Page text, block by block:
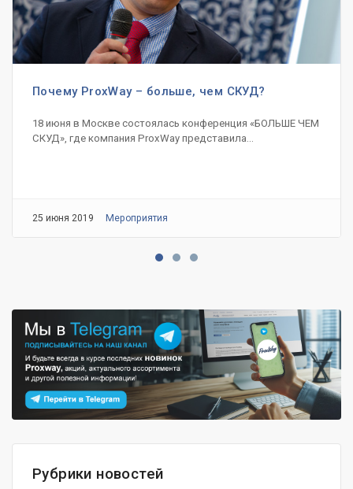
Почему ProxWay – больше, чем СКУД?
18 июня в Москве состоялась конференция «БОЛЬШЕ ЧЕМ
СКУД», где компания ProxWay представила...
25 июня 2019 Мероприятия
Рубрики новостей